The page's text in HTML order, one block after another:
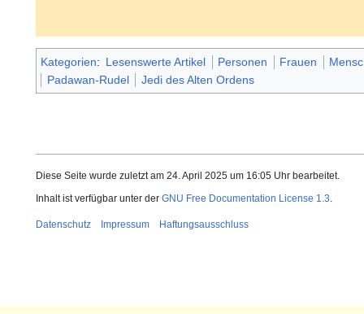
Kategorien: Lesenswerte Artikel Personen Frauen
Padawan-Rudel
Jedi des Alten Ordens
Diese Seite wurde zuletzt am 24. April 2025 um 16:05 Uhr bearbeitet.
Inhalt ist verfügbar unter der GNU Free Documentation License 1.3
Datenschutz Impressum Haftungsausschluss